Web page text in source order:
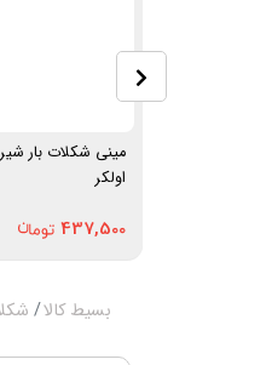
مینی شکلات بار
اولکر
437,500
بسیط کالا